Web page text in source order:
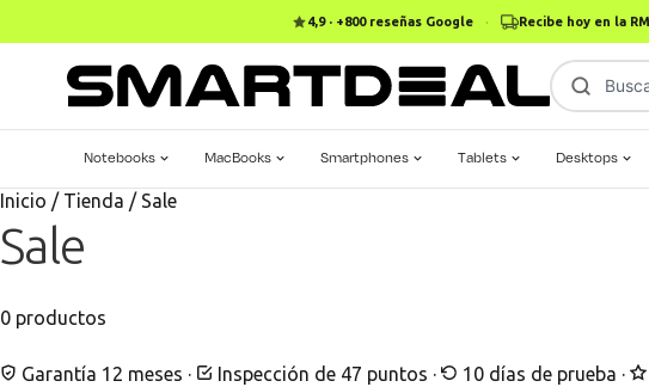
4,9 · +800 reseñas Google · Recibe hoy en la RM
Notebooks MacBooks Smartphones Tablets Desktops
Inicio / Tienda / Sale
Sale
0 productos
Garantía 12 meses · Inspección de 47 puntos · 10 días de prueba ·